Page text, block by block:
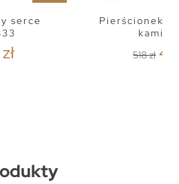
serce
Pierścionek
518 zł